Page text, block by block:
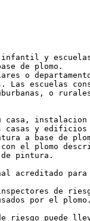
y escuelas
de plomo.
o
escuelas
o
casa,
casas y edificios
a base de
el plomo
pintura.
acreditado
de
por el
riesgo puede